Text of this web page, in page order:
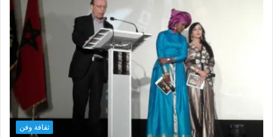
ثقافة وفن